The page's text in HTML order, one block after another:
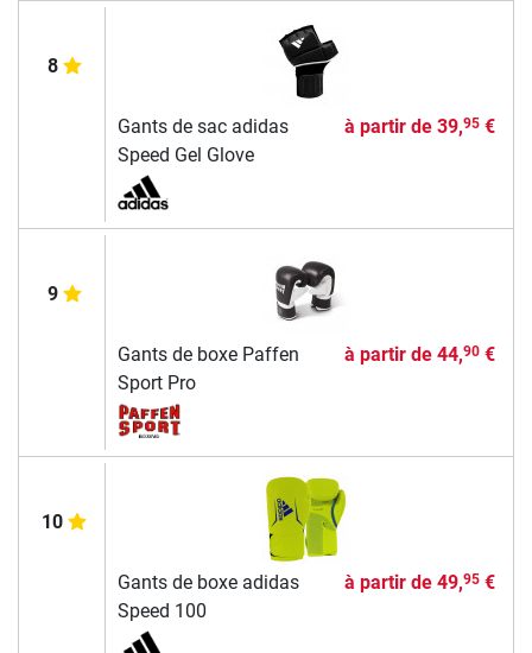
8
Gants de sac adidas
Speed Gel Glove
à partir de 39,95€
9
Gants de boxe Paffen
Sport Pro
à partir de 44,90€
10
Gants de boxe adidas
Speed 100
à partir de 49,95€